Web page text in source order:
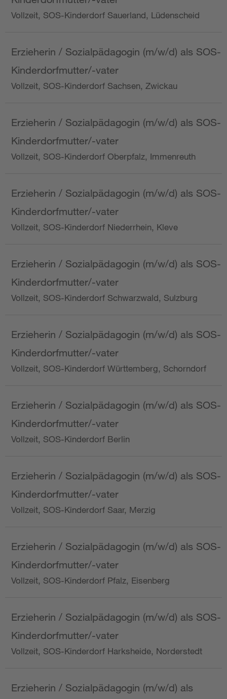
Vollzeit, SOS-Kinderdorf Sauerland, Lüdenscheid
Erzieherin / Sozialpädagogin (m/w/d) als SOS-
Kinderdorfmutter/-vater
Vollzeit, SOS-Kinderdorf Sachsen, Zwickau
Erzieherin / Sozialpädagogin (m/w/d) als SOS-
Kinderdorfmutter/-vater
Vollzeit, SOS-Kinderdorf Oberpfalz, Immenreuth
Erzieherin / Sozialpädagogin (m/w/d) als SOS-
Kinderdorfmutter/-vater
Vollzeit, SOS-Kinderdorf Niederrhein, Kleve
Erzieherin / Sozialpädagogin (m/w/d) als SOS-
Kinderdorfmutter/-vater
Vollzeit, SOS-Kinderdorf Schwarzwald, Sulzburg
Erzieherin / Sozialpädagogin (m/w/d) als SOS-
Kinderdorfmutter/-vater
Vollzeit, SOS-Kinderdorf Württemberg, Schorndorf
Erzieherin / Sozialpädagogin (m/w/d) als SOS-
Kinderdorfmutter/-vater
Vollzeit, SOS-Kinderdorf Berlin
Erzieherin / Sozialpädagogin (m/w/d) als SOS-
Kinderdorfmutter/-vater
Vollzeit, SOS-Kinderdorf Saar, Merzig
Erzieherin / Sozialpädagogin (m/w/d) als SOS-
Kinderdorfmutter/-vater
Vollzeit, SOS-Kinderdorf Pfalz, Eisenberg
Erzieherin / Sozialpädagogin (m/w/d) als SOS-
Kinderdorfmutter/-vater
Vollzeit, SOS-Kinderdorf Harksheide, Norderstedt
Erzieherin / Sozialpädagogin (m/w/d) als